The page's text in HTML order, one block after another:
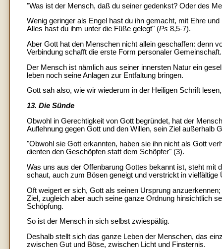
"Was ist der Mensch, daß du seiner gedenkst? Oder des
Wenig geringer als Engel hast du ihn gemacht, mit Ehre
Alles hast du ihm unter die Füße gelegt" (Ps 8,5-7).
Aber Gott hat den Menschen nicht allein geschaffen: denn
Verbindung schafft die erste Form personaler Gemeinschaft.
Der Mensch ist nämlich aus seiner innersten Natur ein
leben noch seine Anlagen zur Entfaltung bringen.
Gott sah also, wie wir wiederum in der Heiligen Schrift
13. Die Sünde
Obwohl in Gerechtigkeit von Gott begründet, hat der
Auflehnung gegen Gott und den Willen, sein Ziel außerhalb
"Obwohl sie Gott erkannten, haben sie ihn nicht als Gott
dienten den Geschöpfen statt dem Schöpfer" (3).
Was uns aus der Offenbarung Gottes bekannt ist, steht mit
schaut, auch zum Bösen geneigt und verstrickt in
Oft weigert er sich, Gott als seinen Ursprung
Ziel, zugleich aber auch seine ganze Ordnung hinsichtlich
Schöpfung.
So ist der Mensch in sich selbst zwiespältig.
Deshalb stellt sich das ganze Leben der Menschen, das
zwischen Gut und Böse, zwischen Licht und Finsternis.